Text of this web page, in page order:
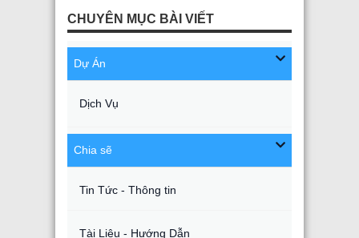
CHUYÊN MỤC BÀI VIẾT
Dự Án
Dịch Vụ
Chia sẽ
Tin Tức - Thông tin
Tài Liệu - Hướng Dẫn